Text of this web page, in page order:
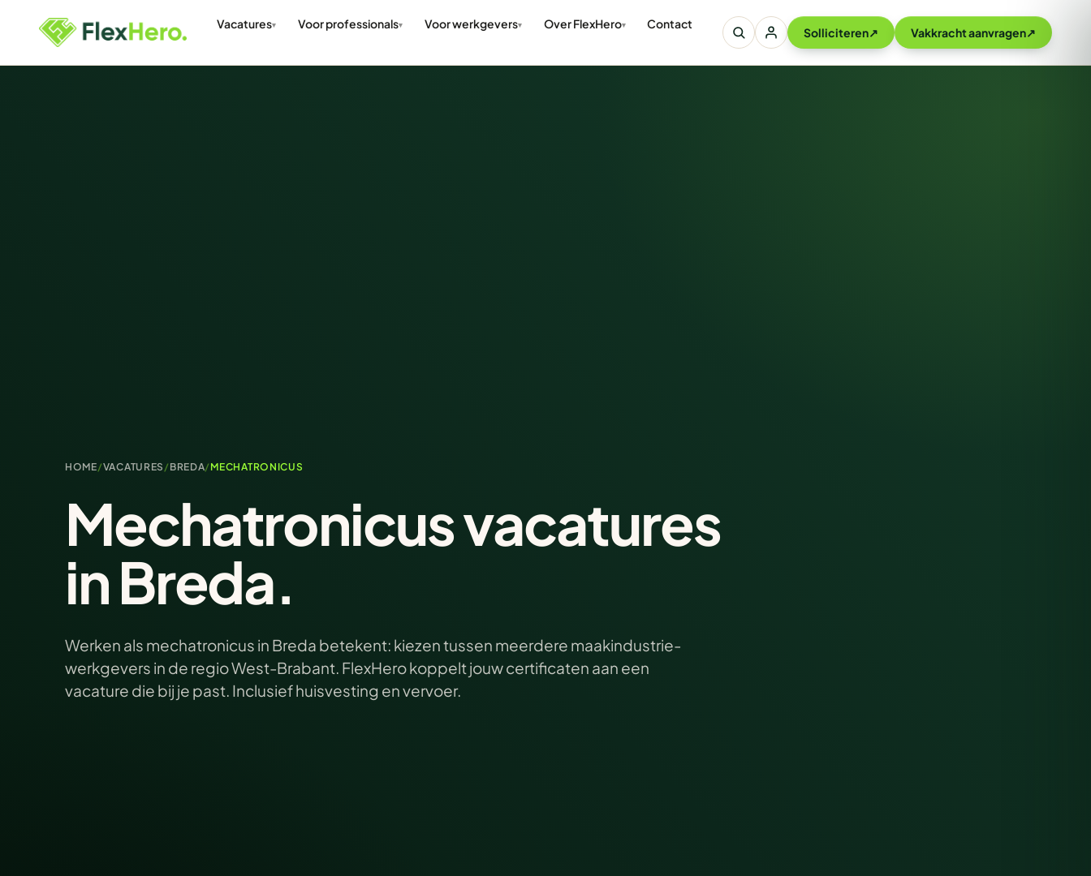
Vacatures Voor professionals Voor werkgevers Over FlexHero Contact
Solliciteren↗ Vakkracht aanvragen↗
HOME/VACATURES / BREDA/ MECHATRONICUS
Mechatronicus vacatures
in Breda.
Werken als mechatronicus in Breda betekent: kiezen tussen meerdere maakindustrie-
werkgevers in de regio West-Brabant. FlexHero koppelt jouw certificaten aan een
vacature die bij je past. Inclusief huisvesting en vervoer.